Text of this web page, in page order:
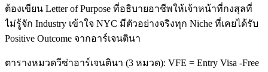
ต้องเขียน Letter of Purpose ที่อธิบายอาชีพให้เจ้าหน้าที่กงสุลที่
ไม่รู้จัก Industry เข้าใจ NYC มีตัวอย่างจริงทุก Niche ที่เคยได้รับ
Positive Outcome จากอาร์เจนตินา
ตารางหมวดวีซ่าอาร์เจนตินา (3 หมวด): VFE = Entry Visa -Free